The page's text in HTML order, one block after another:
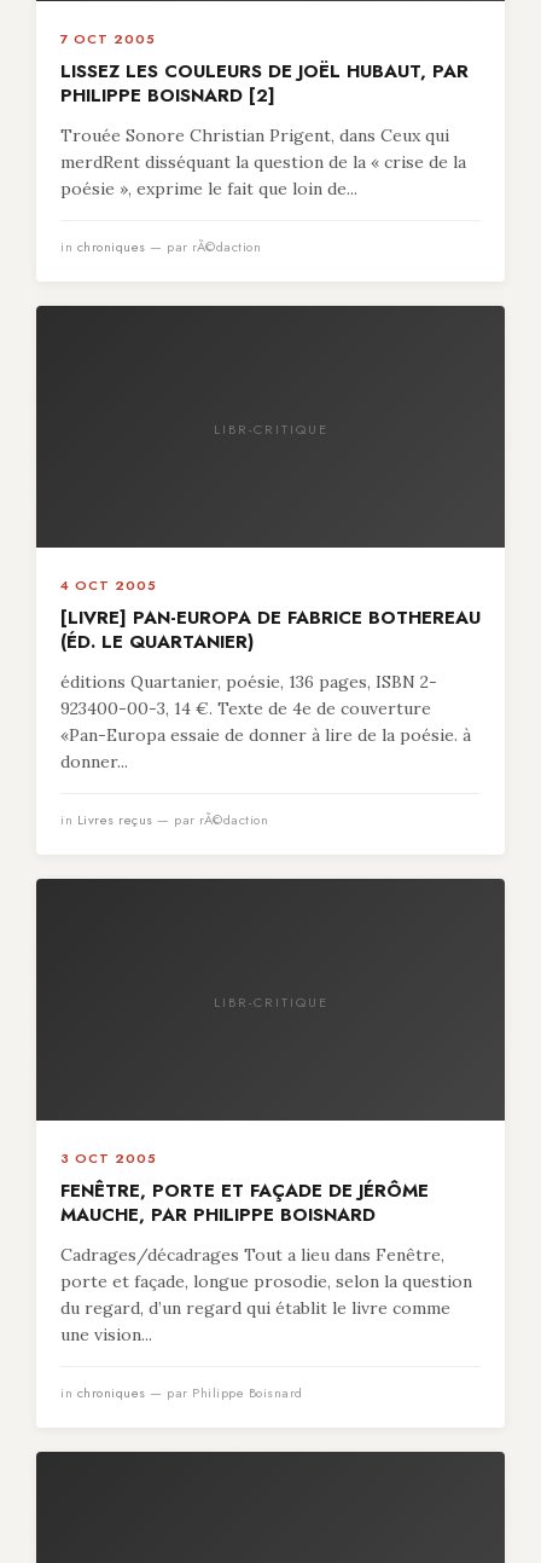
7 OCT 2005
LISSEZ LES COULEURS DE JOËL HUBAUT, PAR
PHILIPPE BOISNARD [2]
Trouée Sonore Christian Prigent, dans Ceux qui
merdRent disséquant la question de la « crise de la
poésie », exprime le fait que loin de...
in chroniques — par rÃ©daction
LIBR-CRITIQUE
4 OCT 2005
[LIVRE] PAN-EUROPA DE FABRICE BOTHEREAU
(ÉD. LE QUARTANIER)
éditions Quartanier, poésie, 136 pages, ISBN 2-
923400-00-3, 14 €. Texte de 4e de couverture
«Pan-Europa essaie de donner à lire de la poésie. à
donner...
in Livres reçus — par rÃ©daction
LIBR-CRITIQUE
3 OCT 2005
FENÊTRE, PORTE ET FAÇADE DE JÉRÔME
MAUCHE, PAR PHILIPPE BOISNARD
Cadrages/décadrages Tout a lieu dans Fenêtre,
porte et façade, longue prosodie, selon la question
du regard, d’un regard qui établit le livre comme
une vision...
in chroniques — par Philippe Boisnard